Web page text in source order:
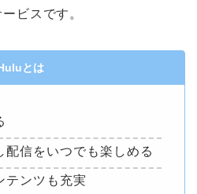
ビスです。
とは
配信をいつでも楽しめる
テンツも充実